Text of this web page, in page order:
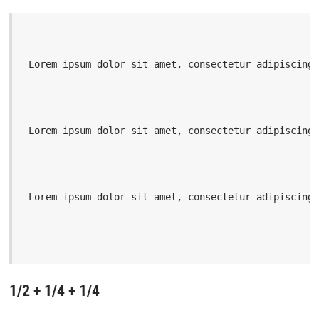
Lorem ipsum dolor sit amet, consectetur
Lorem ipsum dolor sit amet, consectetur
Lorem ipsum dolor sit amet, consectetur
1/2 + 1/4 + 1/4